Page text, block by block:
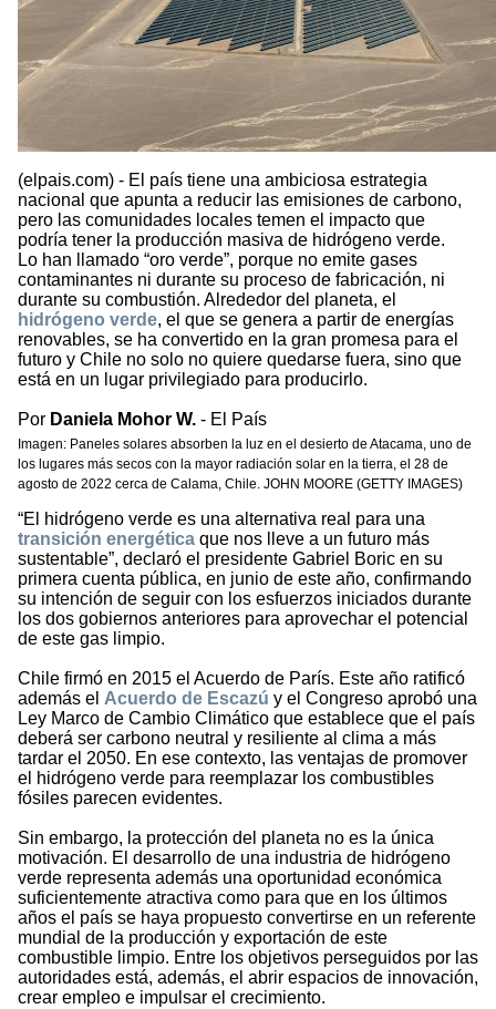
(elpais.com) - El país tiene una ambiciosa estrategia
nacional que apunta a reducir las emisiones de carbono,
pero las comunidades locales temen el impacto que
podría tener la producción masiva de hidrógeno verde.
Lo han llamado “oro verde”, porque no emite gases
contaminantes ni durante su proceso de fabricación, ni
durante su combustión. Alrededor del planeta, el
hidrógeno verde, el que se genera a partir de energías
renovables, se ha convertido en la gran promesa para el
futuro y Chile no solo no quiere quedarse fuera, sino que
está en un lugar privilegiado para producirlo.
Por Daniela Mohor W. - El País
Imagen: Paneles solares absorben la luz en el desierto de Atacama, uno de
los lugares más secos con la mayor radiación solar en la tierra, el 28 de
agosto de 2022 cerca de Calama, Chile. JOHN MOORE (GETTY IMAGES)
“El hidrógeno verde es una alternativa real para una
transición energética que nos lleve a un futuro más
sustentable”, declaró el presidente Gabriel Boric en su
primera cuenta pública, en junio de este año, confirmando
su intención de seguir con los esfuerzos iniciados durante
los dos gobiernos anteriores para aprovechar el potencial
de este gas limpio.
Chile firmó en 2015 el Acuerdo de París. Este año ratificó
además el Acuerdo de Escazú y el Congreso aprobó una
Ley Marco de Cambio Climático que establece que el país
deberá ser carbono neutral y resiliente al clima a más
tardar el 2050. En ese contexto, las ventajas de promover
el hidrógeno verde para reemplazar los combustibles
fósiles parecen evidentes.
Sin embargo, la protección del planeta no es la única
motivación. El desarrollo de una industria de hidrógeno
verde representa además una oportunidad económica
suficientemente atractiva como para que en los últimos
años el país se haya propuesto convertirse en un referente
mundial de la producción y exportación de este
combustible limpio. Entre los objetivos perseguidos por las
autoridades está, además, el abrir espacios de innovación,
crear empleo e impulsar el crecimiento.